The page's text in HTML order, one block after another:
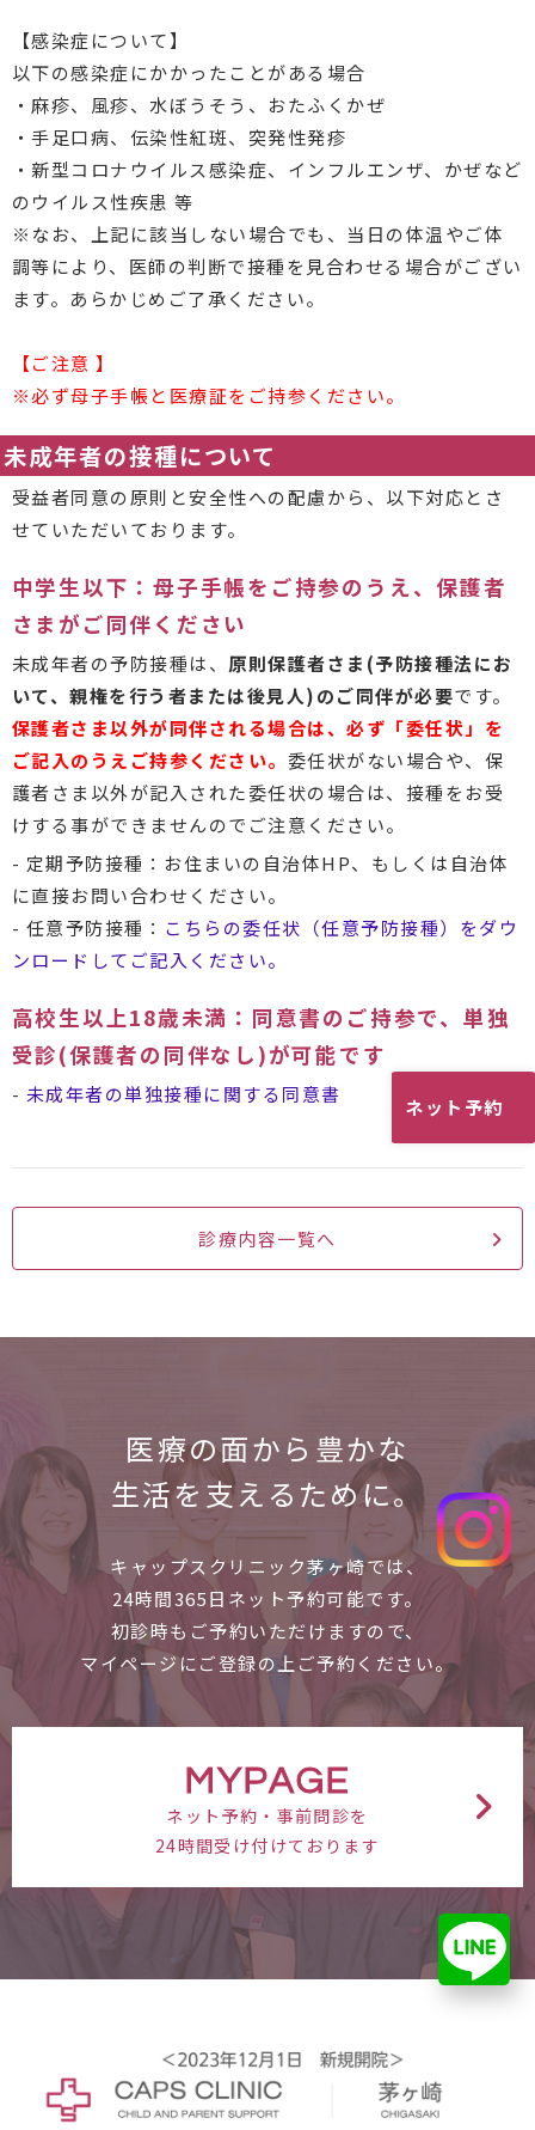
ネット予約
【感染症について】
以下の感染症にかかったことがある場合
・麻疹、風疹、水ぼうそう、おたふくかぜ
・手足口病、伝染性紅斑、突発性発疹
・新型コロナウイルス感染症、インフルエンザ、かぜなど
のウイルス性疾患 等
※なお、上記に該当しない場合でも、当日の体温やご体
調等により、医師の判断で接種を見合わせる場合がござい
ます。あらかじめご了承ください。
【ご注意 】
※必ず母子手帳と医療証をご持参ください。
未成年者の接種について
受益者同意の原則と安全性への配慮から、以下対応とさ
せていただいております。
中学生以下：母子手帳をご持参のうえ、保護者
さまがご同伴ください
未成年者の予防接種は、 原則保護者さま(予防接種法にお
いて、親権を行う者または後見人)のご同伴が必要です。
保護者さま以外が同伴される場合は、必ず「委任状」を
ご記入のうえご持参ください。 委任状がない場合や、保
護者さま以外が記入された委任状の場合は、接種をお受
けする事ができませんのでご注意ください。
- 定期予防接種：お住まいの自治体HP、もしくは自治体
に直接お問い合わせください。
- 任意予防接種： こちらの委任状（任意予防接種）をダウ
ンロードしてご記入ください。
高校生以上18歳未満：同意書のご持参で、単独
受診(保護者の同伴なし)が可能です
- 未成年者の単独接種に関する同意書
診療内容一覧へ
医療の面から 豊かな
生活を支えるために。
キャップスクリニック茅ヶ崎では、
24時間365日ネット予約可能です。
初診時もご予約いただけますので、
マイページにご登録の上ご予約ください。
MYPAGE
ネット予約・事前問診を
24時間受け付けております